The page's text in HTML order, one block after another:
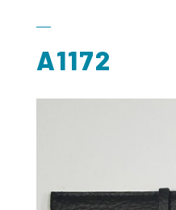
A1172